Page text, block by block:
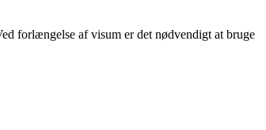
forlængelse af visum er det nødvendigt at bruge